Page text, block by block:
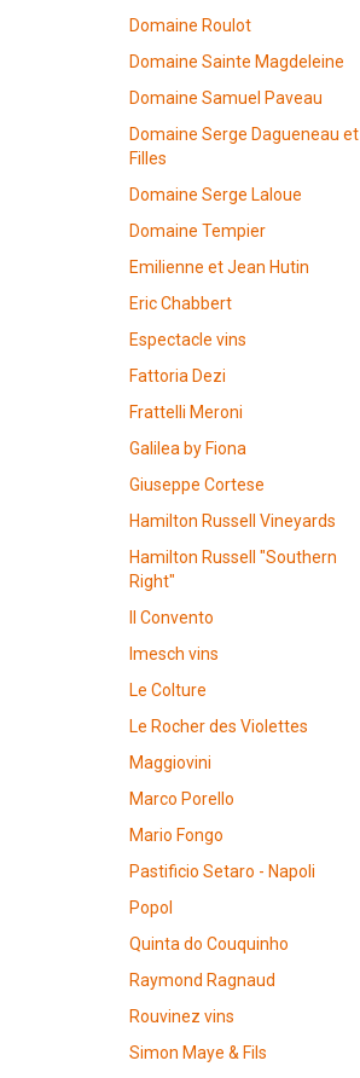
Domaine Roulot
Domaine Sainte Magdeleine
Domaine Samuel Paveau
Domaine Serge Dagueneau et
Filles
Domaine Serge Laloue
Domaine Tempier
Emilienne et Jean Hutin
Eric Chabbert
Espectacle vins
Fattoria Dezi
Frattelli Meroni
Galilea by Fiona
Giuseppe Cortese
Hamilton Russell Vineyards
Hamilton Russell "Southern
Right"
Il Convento
Imesch vins
Le Colture
Le Rocher des Violettes
Maggiovini
Marco Porello
Mario Fongo
Pastificio Setaro - Napoli
Popol
Quinta do Couquinho
Raymond Ragnaud
Rouvinez vins
Simon Maye & Fils